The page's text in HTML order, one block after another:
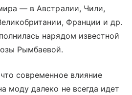
— в Австралии, Чили,
Франции и др.
нарядом известной
Рымбаевой.
современное влияние
моду далеко не всегда идет